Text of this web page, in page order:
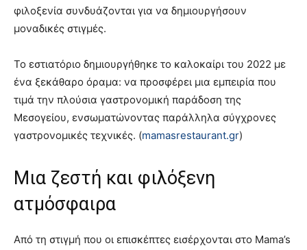
φιλοξενία συνδυάζονται για να δημιουργήσουν
μοναδικές στιγμές.
Το εστιατόριο δημιουργήθηκε το καλοκαίρι του 2022 με
ένα ξεκάθαρο όραμα: να προσφέρει μια εμπειρία που
τιμά την πλούσια γαστρονομική παράδοση της
Μεσογείου, ενσωματώνοντας παράλληλα σύγχρονες
γαστρονομικές τεχνικές. (mamasrestaurant.gr)
Μια ζεστή και φιλόξενη
ατμόσφαιρα
Από τη στιγμή που οι επισκέπτες εισέρχονται στο Mama’s